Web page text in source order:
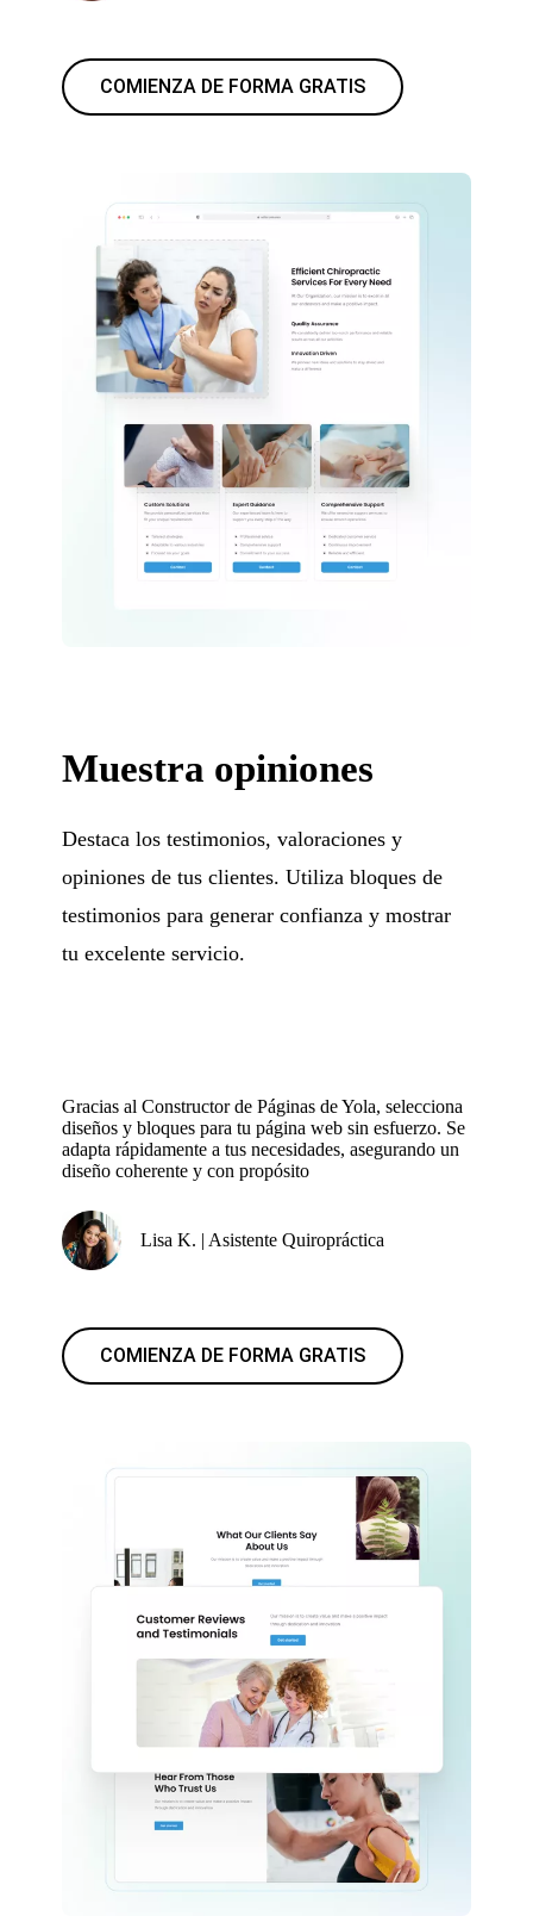
COMIENZA DE FORMA GRATIS
Muestra opiniones
Destaca los testimonios, valoraciones y
opiniones de tus clientes. Utiliza bloques de
testimonios para generar confianza y mostrar
tu excelente servicio.
Gracias al Constructor de Páginas de Yola, selecciona
diseños y bloques para tu página web sin esfuerzo. Se
adapta rápidamente a tus necesidades, asegurando un
diseño coherente y con propósito
Lisa K. | Asistente Quiropráctica
COMIENZA DE FORMA GRATIS